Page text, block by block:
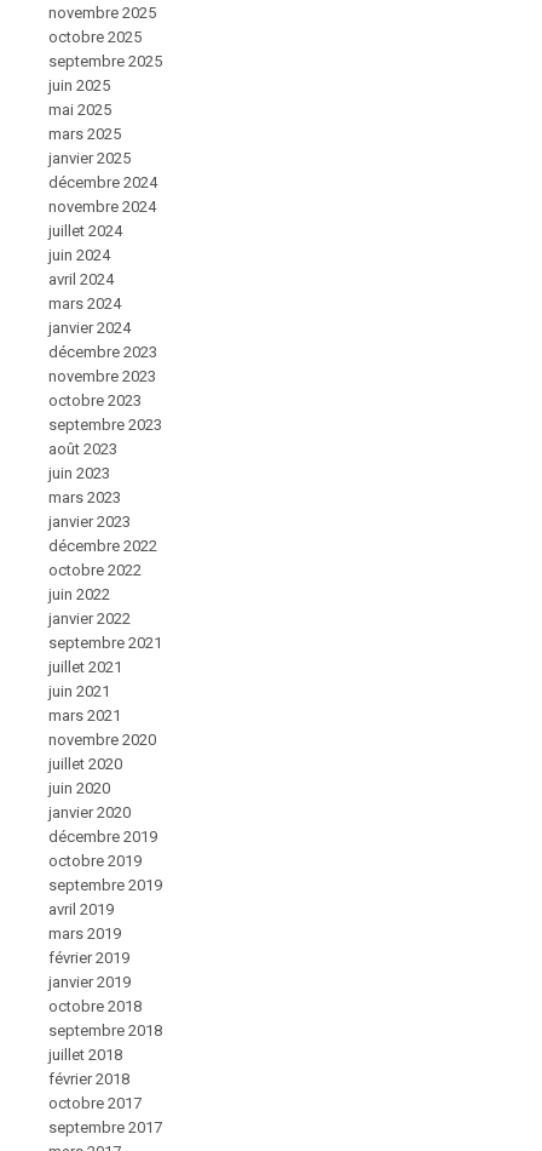
novembre 2025
octobre 2025
septembre 2025
juin 2025
mai 2025
mars 2025
janvier 2025
décembre 2024
novembre 2024
juillet 2024
juin 2024
avril 2024
mars 2024
janvier 2024
décembre 2023
novembre 2023
octobre 2023
septembre 2023
août 2023
juin 2023
mars 2023
janvier 2023
décembre 2022
octobre 2022
juin 2022
janvier 2022
septembre 2021
juillet 2021
juin 2021
mars 2021
novembre 2020
juillet 2020
juin 2020
janvier 2020
décembre 2019
octobre 2019
septembre 2019
avril 2019
mars 2019
février 2019
janvier 2019
octobre 2018
septembre 2018
juillet 2018
février 2018
octobre 2017
septembre 2017